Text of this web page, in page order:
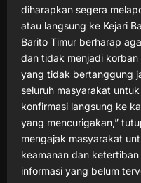
diharapkan segera
atau langsung ke Kejari
Barito Timur berharap
dan tidak menjadi
yang tidak bertanggung
seluruh masyarakat
konfirmasi langsung ke
yang mencurigakan,”
mengajak masyarakat
keamanan dan
informasi yang belum